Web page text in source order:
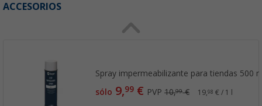
ACCESORIOS
Spray impermeabilizante para tiendas 500
sólo 9,99 € PVP10,99€ 19,98 € / 1 l